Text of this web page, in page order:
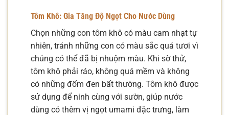
Tôm Khô: Gia Tăng Độ Ngọt Cho Nước Dùng
Chọn những con tôm khô có màu cam nhạt tự
nhiên, tránh những con có màu sắc quá tươi vì
chúng có thể đã bị nhuộm màu. Khi sờ thử,
tôm khô phải ráo, không quá mềm và không
có những đốm đen bất thường. Tôm khô được
sử dụng để ninh cùng với sườn, giúp nước
dùng có thêm vị ngọt umami đặc trưng, làm